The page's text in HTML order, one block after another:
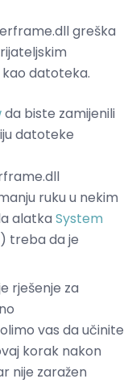
greška
datoteka.
da biste zamijenili
datoteke
ruku u nekim
alatka System
treba da je
rješenje za
vas da učinite
korak nakon
nije zaražen